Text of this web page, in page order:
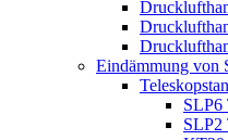
Eindämmung von
SLP6
SLP2